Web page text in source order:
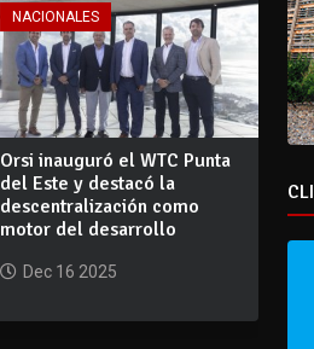
NACIONALES
Orsi inauguró el WTC Punta
del Este y destacó la
descentralización como
motor del desarrollo
Dec 16 2025